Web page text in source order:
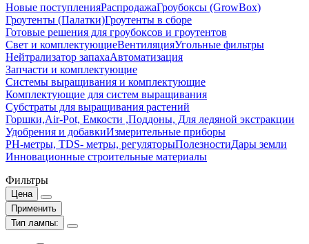
Новые поступленияРаспродажаГроубоксы (GrowBox)
Гроутенты (Палатки)Гроутенты в сборе
Готовые решения для гроубоксов и гроутентов
Свет и комплектующиеВентиляцияУгольные фильтры
Нейтрализатор запахаАвтоматизация
Запчасти и комплектующие
Системы выращивания и комплектующие
Комплектующие для систем выращивания
Субстраты для выращивания растений
Горшки,Air-Pot, Емкости ,Поддоны, Для ледяной экстракции
Удобрения и добавкиИзмерительные приборы
РН-метры, TDS- метры, регуляторыПолезностиДары земли
Инновационные строительные материалы
Фильтры
Цена
Применить
Тип лампы: